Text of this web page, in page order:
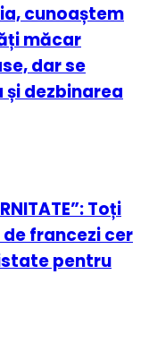
cunoaștem
măcar
dar se
și dezbinarea
Toți
francezi cer
pentru